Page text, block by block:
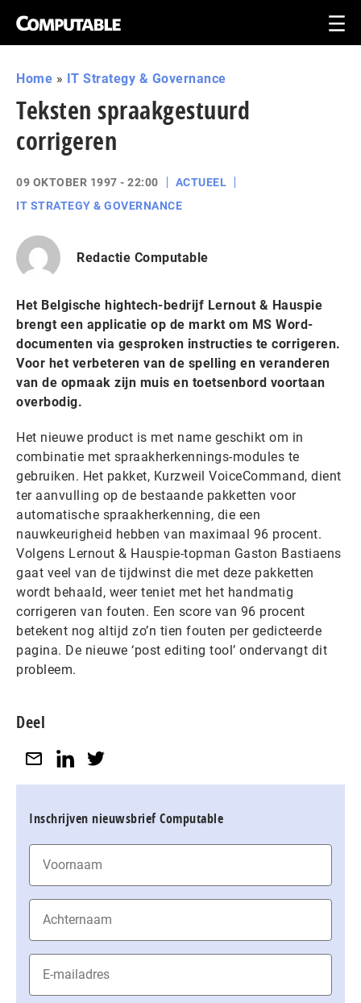
Home » IT Strategy & Governance
Teksten spraakgestuurd
corrigeren
09 OKTOBER 1997 - 22:00
ACTUEEL
IT STRATEGY & GOVERNANCE
Redactie Computable
Het Belgische hightech-bedrijf Lernout & Hauspie
brengt een applicatie op de markt om MS Word-
documenten via gesproken instructies te corrigeren.
Voor het verbeteren van de spelling en veranderen
van de opmaak zijn muis en toetsenbord voortaan
overbodig.
Het nieuwe product is met name geschikt om in
combinatie met spraakherkennings-modules te
gebruiken. Het pakket, Kurzweil VoiceCommand, dient
ter aanvulling op de bestaande pakketten voor
automatische spraakherkenning, die een
nauwkeurigheid hebben van maximaal 96 procent.
Volgens Lernout & Hauspie-topman Gaston Bastiaens
gaat veel van de tijdwinst die met deze pakketten
wordt behaald, weer teniet met het handmatig
corrigeren van fouten. Een score van 96 procent
betekent nog altijd zo’n tien fouten per gedicteerde
pagina. De nieuwe ‘post editing tool’ ondervangt dit
probleem.
Deel
Inschrijven nieuwsbrief Computable